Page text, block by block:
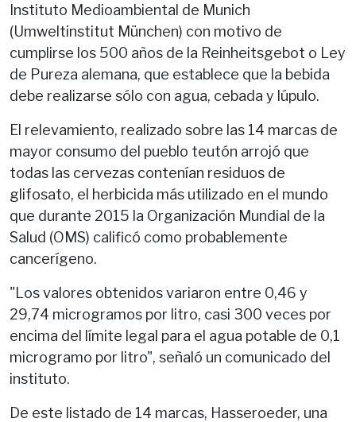
Instituto Medioambiental de Munich
(Umweltinstitut München) con motivo de
cumplirse los 500 años de la Reinheitsgebot o Ley
de Pureza alemana, que establece que la bebida
debe realizarse sólo con agua, cebada y lúpulo.
El relevamiento, realizado sobre las 14 marcas de
mayor consumo del pueblo teutón arrojó que
todas las cervezas contenían residuos de
glifosato, el herbicida más utilizado en el mundo
que durante 2015 la Organización Mundial de la
Salud (OMS) calificó como probablemente
cancerígeno.
"Los valores obtenidos variaron entre 0,46 y
29,74 microgramos por litro, casi 300 veces por
encima del límite legal para el agua potable de 0,1
microgramo por litro", señaló un comunicado del
instituto.
De este listado de 14 marcas, Hasseroeder, una